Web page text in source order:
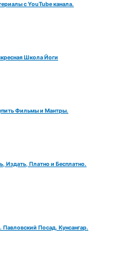
с YouTube канала.
Школа Йоги
Фильмы и Мантры.
Издать, Платно и Бесплатно.
Павловский Посад. Кунсангар.